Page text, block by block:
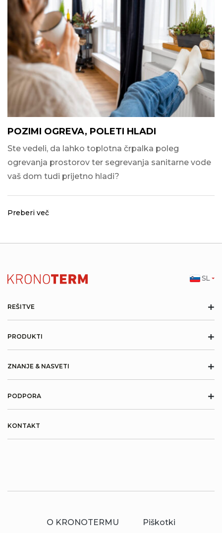
POZIMI OGREVA, POLETI HLADI
Ste vedeli, da lahko toplotna črpalka poleg
ogrevanja prostorov ter segrevanja sanitarne vode
vaš dom tudi prijetno hladi?
Preberi več
REŠITVE +
PRODUKTI +
ZNANJE & NASVETI +
PODPORA +
KONTAKT
O KRONOTERMU
Piškotki
SL